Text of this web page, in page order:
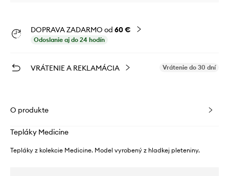
DOPRAVA ZADARMO od 60 €
Odoslanie aj do 24 hodín
VRÁTENIE A REKLAMÁCIA Vrátenie do 30 dní
O produkte
Tepláky Medicine
Tepláky z kolekcie Medicine. Model vyrobený z hladkej pleteniny.